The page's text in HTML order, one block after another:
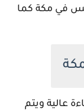
في مكة كما
عالية ويتم